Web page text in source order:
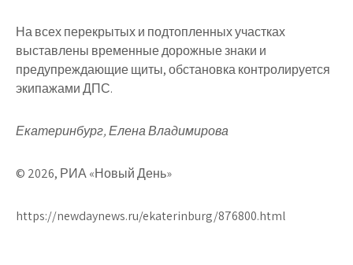
На всех перекрытых и подтопленных участках
выставлены временные дорожные знаки и
предупреждающие щиты, обстановка контролируется
экипажами ДПС.
Екатеринбург, Елена Владимирова
© 2026, РИА «Новый День»
https://newdaynews.ru/ekaterinburg/876800.html